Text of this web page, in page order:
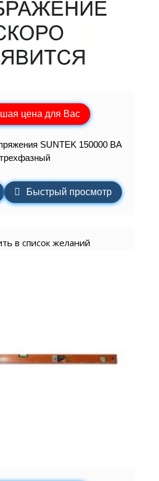
цена для Вас
SUNTEK 150000 ВА
трехфазный
Быстрый просмотр
в список желаний